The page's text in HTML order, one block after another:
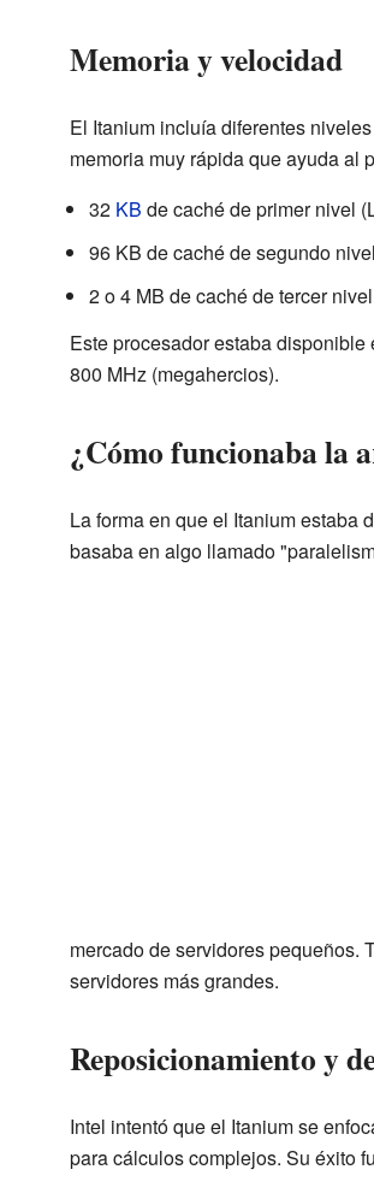
Memoria y velocidad
El Itanium incluía diferentes
memoria muy rápida que ayuda al
32 KB de caché de primer nivel
96 KB de caché de segundo
2 o 4 MB de caché de tercer
Este procesador estaba
800 MHz (megahercios).
¿Cómo funcionaba la
La forma en que el Itanium estaba
basaba en algo llamado
mercado de servidores pequeños.
servidores más grandes.
Reposicionamiento y
Intel intentó que el Itanium se
para cálculos complejos. Su éxito